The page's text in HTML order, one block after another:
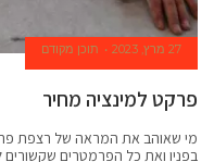
27 מרץ, 2023 תוכן מקודם
פרקט למינציה מחיר
מי שאוהב את המראה של רצפת
בפניו ואת כל הפרמטרים שקשורים